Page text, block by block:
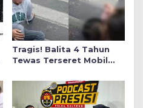
Tragis! Balita 4 Tahun
Tewas Terseret Mobil